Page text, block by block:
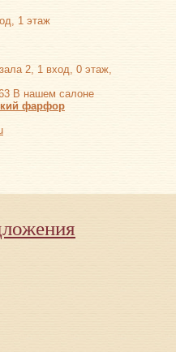
1 этаж
2, 1 вход, 0 этаж,
В нашем салоне
фарфор